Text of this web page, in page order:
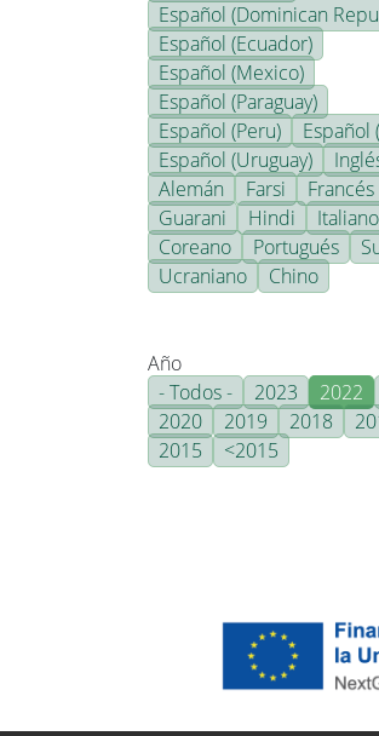
Español (Dominican
Español (Ecuador)
Español (Mexico)
Español (Paraguay)
Español (Peru)
Español
Español (Uruguay)
Alemán
Farsi
Francés
Guarani
Hindi
Italiano
Coreano
Portugués
Ucraniano
Chino
Año
- Todos -
2023 2022
2020
2019 2018
2015
<2015